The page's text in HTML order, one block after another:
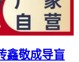
鑫敬成导盲